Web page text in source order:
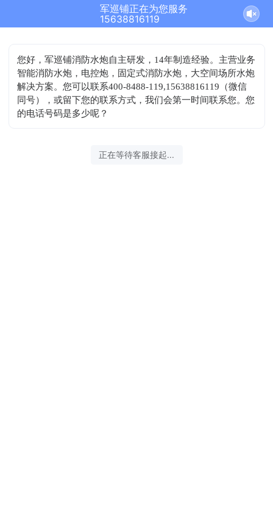
军巡铺正在为您服务
15638816119
您好，军巡铺消防水炮自主研发，14年制造经验。主营业务
智能消防水炮，电控炮，固定式消防水炮，大空间场所水炮
解决方案。您可以联系400-8488-119,15638816119（微信
同号），或留下您的联系方式，我们会第一时间联系您。您
的电话号码是多少呢？
2026-08-10 04:59:08 开始沟通